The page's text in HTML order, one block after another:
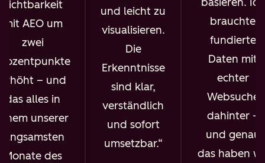
Sichtbarkeit
mit AEO um
zwei
erhöht – und
das alles in
unserer
langsamsten
Monate des
und leicht zu
visualisieren.
Die
Erkenntnisse
sind klar,
verständlich
und sofort
umsetzbar.
brauchte
fundierte
Daten mit
echter
Websuche
dahinter –
und genau
das haben